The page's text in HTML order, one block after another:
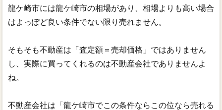
龍ケ崎市には龍ケ崎市の相場があり、相場よりも高い場合
はよっぽど良い条件でない限り売れません。
そもそも不動産は「査定額＝売却価格」ではありません
し、実際に買ってくれるのは不動産会社でありませんよ
ね。
不動産会社は「龍ケ崎市でこの条件ならこの位なら売れる